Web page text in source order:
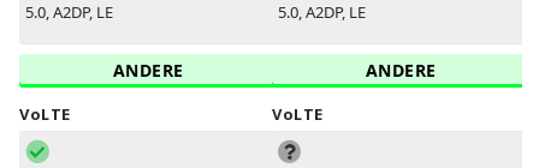
5.0, A2DP, LE
ANDERE
VoLTE
5.0, A2DP, LE
ANDERE
VoLTE